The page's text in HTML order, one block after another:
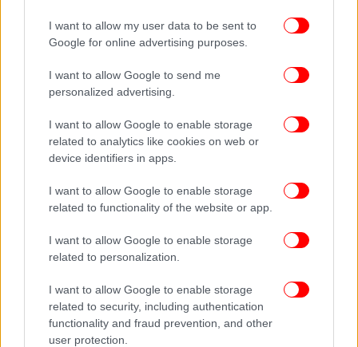
I want to allow my user data to be sent to
Google for online advertising purposes.
I want to allow Google to send me
personalized advertising.
I want to allow Google to enable storage
related to analytics like cookies on web or
device identifiers in apps.
I want to allow Google to enable storage
related to functionality of the website or app.
I want to allow Google to enable storage
related to personalization.
I want to allow Google to enable storage
related to security, including authentication
functionality and fraud prevention, and other
user protection.
ΟΛΕΣ ΟΙ ΕΙΔΗΣΕΙΣ
Ποιος δεν θέλει να ζήσει μια «τιτανομαχία» Μπαρτζώκα
- Ομπράντοβιτς;